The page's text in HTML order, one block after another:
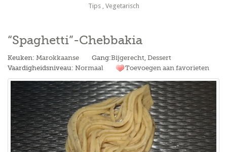
Tips, Vegetarisch
“Spaghetti”-Chebbakia
Keuken:Marokkaanse Gang:Bijgerecht,Dessert
Vaardigheidsniveau:Normaal Toevoegen aan favorieten